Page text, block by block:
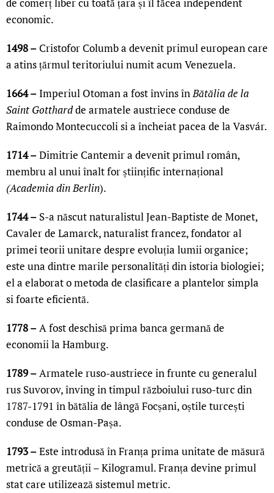
economic.
1498 – Cristofor Columb a devenit primul european care
a atins țărmul teritoriului numit acum Venezuela.
1664 –Imperiul Otoman a fost învins înBătălia de la
Saint Gotthardde armatele austriece conduse de
Raimondo Montecuccoli si a încheiat pacea de la Vasvár.
1714 –Dimitrie Cantemir a devenit primul român,
membru al unui înalt for științific internațional
(Academia din Berlin).
1744 – S-a născut naturalistul Jean-Baptiste de Monet,
Cavaler de Lamarck, naturalist francez, fondator al
primei teorii unitare despre evoluția lumii organice;
este una dintre marile personalități din istoria biologiei;
el a elaborat o metoda de clasificare a plantelor simpla
si foarte eficientă.
1778 –A fost deschisă prima banca germană de
economii la Hamburg.
1789 –Armatele ruso-austriece in frunte cu generalul
rus Suvorov, înving in timpul războiului ruso-turc din
1787-1791 în bătălia de lângă Focșani, oștile turcești
conduse de Osman-Pașa.
1793 –Este introdusă în Franța prima unitate de măsură
metrică a greutății – Kilogramul. Franța devine primul
stat care utilizează sistemul metric.